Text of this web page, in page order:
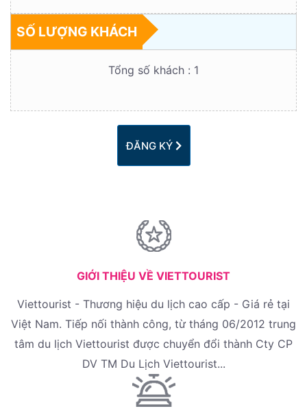
SỐ LƯỢNG KHÁCH
Tổng số khách : 1
ĐĂNG KÝ
GIỚI THIỆU VỀ VIETTOURIST
Viettourist - Thương hiệu du lịch cao cấp - Giá rẻ tại
Việt Nam. Tiếp nối thành công, từ tháng 06/2012 trung
tâm du lịch Viettourist được chuyển đổi thành Cty CP
DV TM Du Lịch Viettourist...